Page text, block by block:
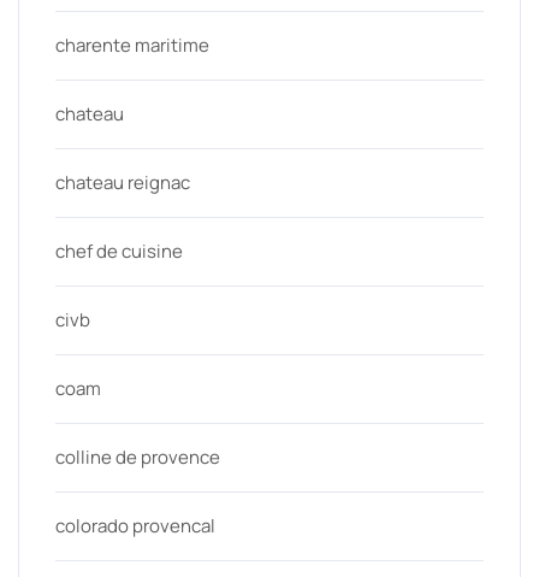
charente maritime
chateau
chateau reignac
chef de cuisine
civb
coam
colline de provence
colorado provencal